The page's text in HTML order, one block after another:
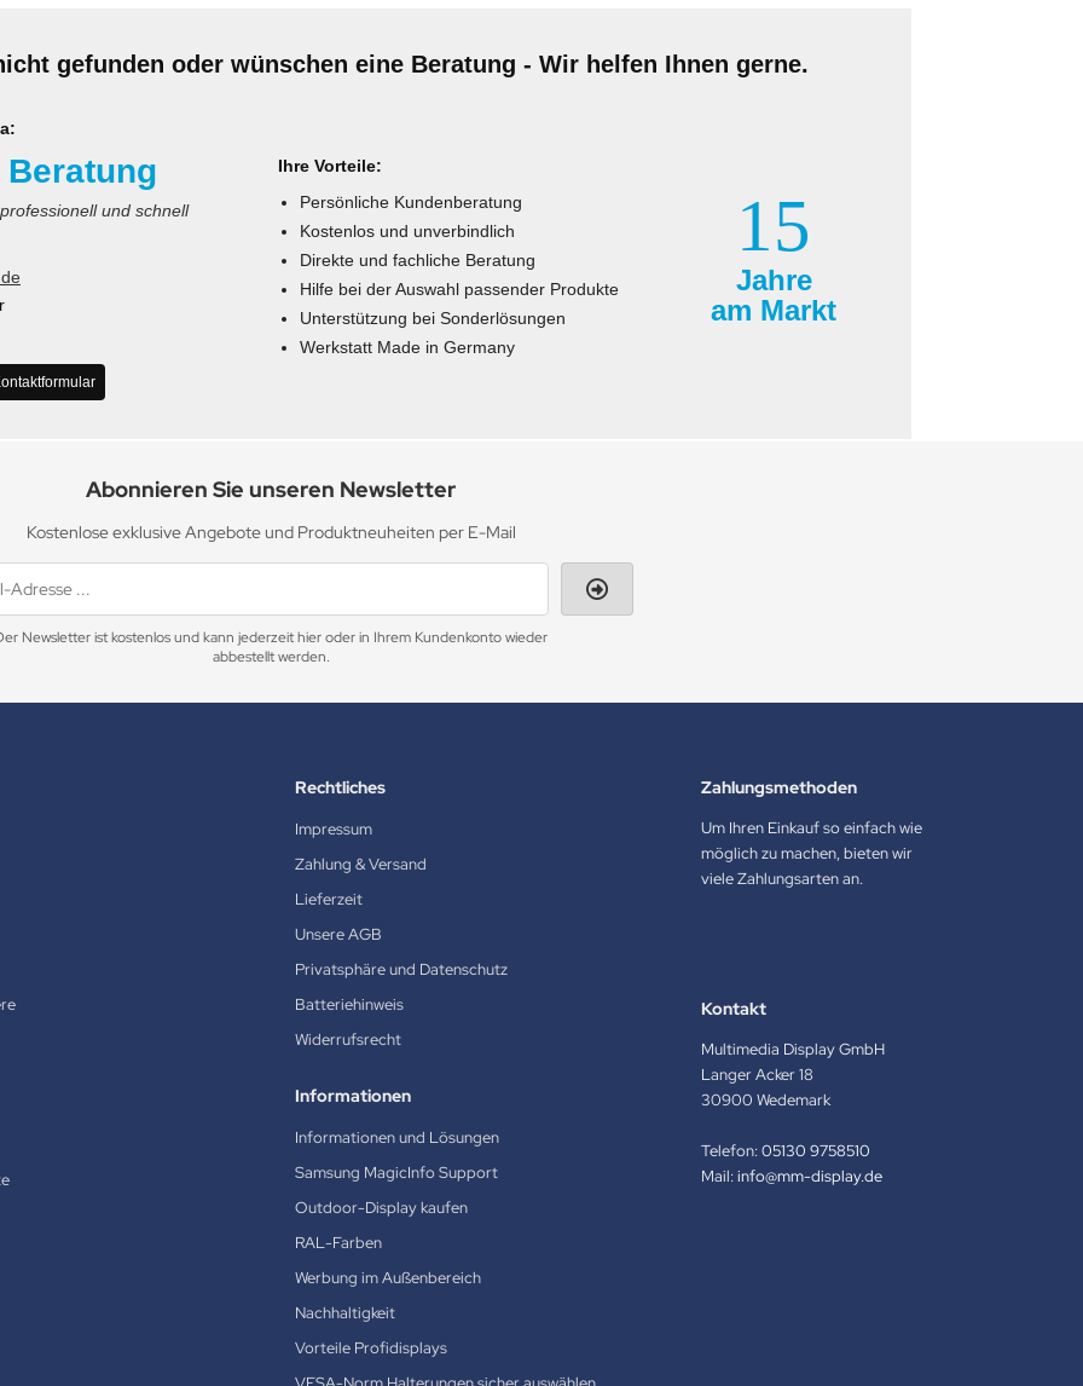
gefunden oder wünschen eine Beratung - Wir helfen Ihnen gerne.
und schnell
Ihre Vorteile:
Persönliche Kundenberatung
Kostenlos und unverbindlich
Direkte und fachliche Beratung
Hilfe bei der Auswahl passender Produkte
Unterstützung bei Sonderlösungen
Werkstatt Made in Germany
15
Jahre
am Markt
Abonnieren Sie unseren Newsletter
Kostenlose exklusive Angebote und Produktneuheiten per E-Mail
Newsletter ist kostenlos und kann jederzeit hier oder in Ihrem Kundenkonto wieder
abbestellt werden.
Rechtliches
Impressum
Zahlung & Versand
Lieferzeit
Unsere AGB
Privatsphäre und Datenschutz
Batteriehinweis
Widerrufsrecht
Informationen
Informationen und Lösungen
Samsung MagicInfo Support
Outdoor-Display kaufen
RAL-Farben
Werbung im Außenbereich
Nachhaltigkeit
Vorteile Profidisplays
Zahlungsmethoden
Um Ihren Einkauf so einfach wie
möglich zu machen, bieten wir
viele Zahlungsarten an.
Kontakt
Multimedia Display GmbH
Langer Acker 18
30900 Wedemark
Telefon:05130 9758510
Mail:info@mm-display.de